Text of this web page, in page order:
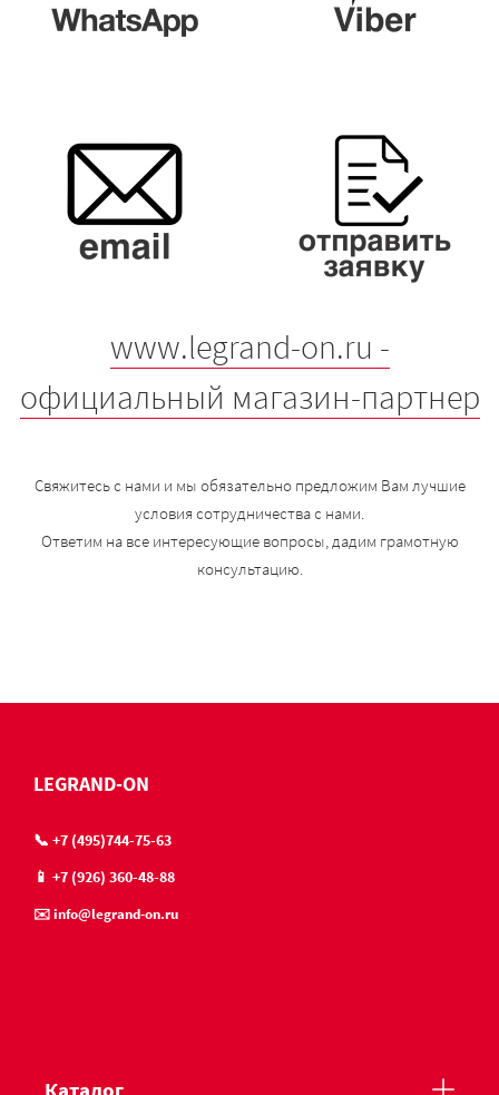
www.legrand-on.ru -
официальный магазин-партнер
Свяжитесь с нами и мы обязательно предложим Вам лучшие
условия сотрудничества с нами.
Ответим на все интересующие вопросы, дадим грамотную
консультацию.
LEGRAND-ON
📞 +7 (495)744-75-63
📱 +7 (926) 360-48-88
✉️ info@legrand-on.ru
Каталог